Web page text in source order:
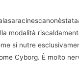
modalità
si nutre
Cyborg. È molto